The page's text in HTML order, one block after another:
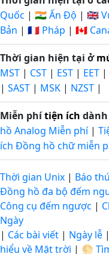
Quốc | 🇮🇳 Ấn Độ | 🇬🇧
Bản | 🇫🇷 Pháp | 🇨🇦
Thời gian hiện tại ở
MST | CST | EST | EET |
| SAST | MSK | NZST |
Miễn phítiện ích
hồ Analog Miễn phí|
ích Đồng hồ chữ miễn
Thời gian Unix | Báo
Đồng hồ đa bộ đếm
Công cụ đếm ngược |
Ngày
| Các bài viết | Ngày lễ |
hiểu về Mặt trời | 🌕